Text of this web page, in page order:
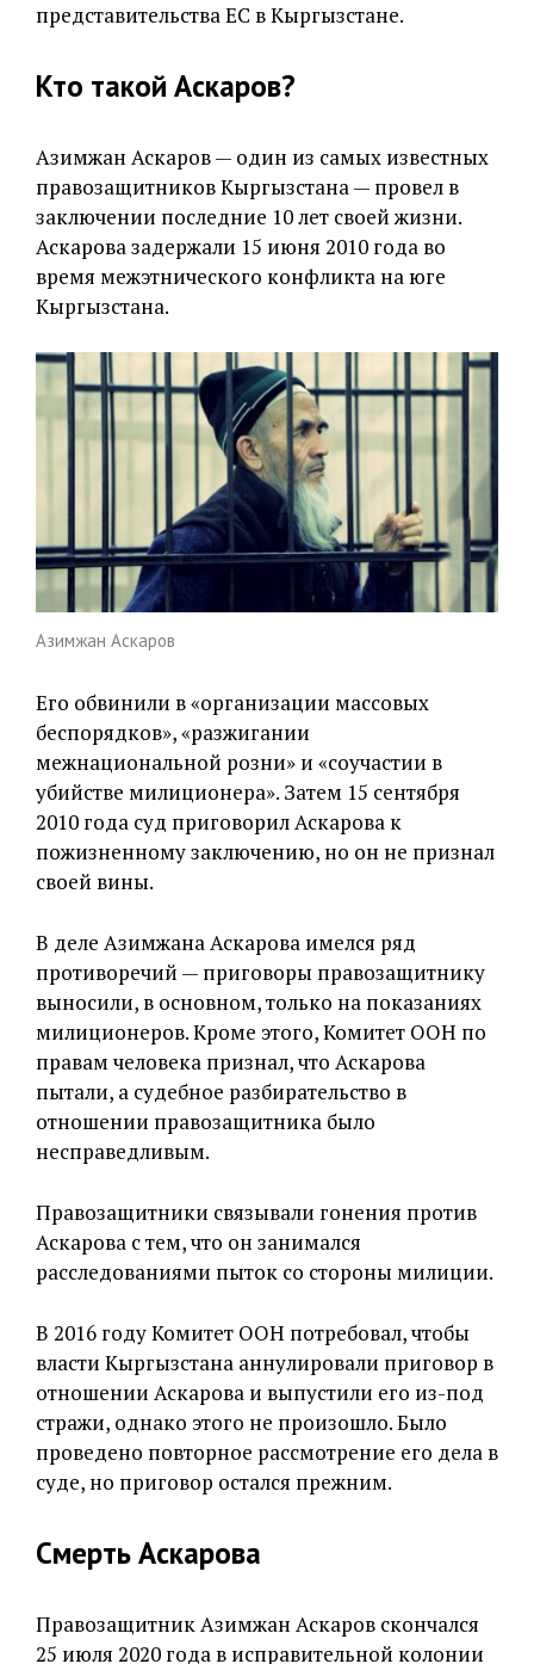
представительства ЕС в Кыргызстане.
Кто такой Аскаров?
Азимжан Аскаров — один из самых известных
правозащитников Кыргызстана — провел в
заключении последние 10 лет своей жизни.
Аскарова задержали 15 июня 2010 года во
время межэтнического конфликта на юге
Кыргызстана.
Азимжан Аскаров
Его обвинили в «организации массовых
беспорядков», «разжигании
межнациональной розни» и «соучастии в
убийстве милиционера». Затем 15 сентября
2010 года суд приговорил Аскарова к
пожизненному заключению, но он не признал
своей вины.
В деле Азимжана Аскарова имелся ряд
противоречий — приговоры правозащитнику
выносили, в основном, только на показаниях
милиционеров. Кроме этого, Комитет ООН по
правам человека признал, что Аскарова
пытали, а судебное разбирательство в
отношении правозащитника было
несправедливым.
Правозащитники связывали гонения против
Аскарова с тем, что он занимался
расследованиями пыток со стороны милиции.
В 2016 году Комитет ООН потребовал, чтобы
власти Кыргызстана аннулировали приговор в
отношении Аскарова и выпустили его из-под
стражи, однако этого не произошло. Было
проведено повторное рассмотрение его дела в
суде, но приговор остался прежним.
Смерть Аскарова
Правозащитник Азимжан Аскаров скончался
25 июля 2020 года в исправительной колонии